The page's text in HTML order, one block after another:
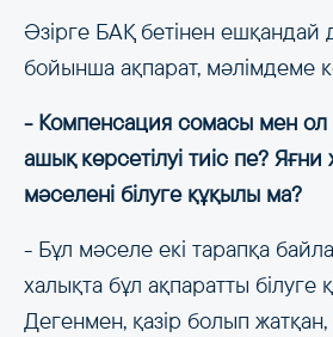
Әзірге БАҚ бетінен ешқандай
бойынша ақпарат, мәлімдеме
- Компенсация сомасы мен ол
ашық көрсетілуі тиіс пе? Яғни
мәселені білуге құқылы ма?
- Бұл мәселе екі тарапқа
халықта бұл ақпаратты білуге
Дегенмен, қазір болып